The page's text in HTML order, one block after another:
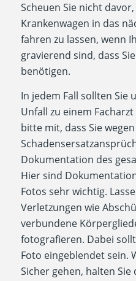
Scheuen Sie nicht
Krankenwagen in das
fahren zu lassen, wenn
gravierend sind, dass
benötigen.
In jedem Fall sollten Sie
Unfall zu einem
bitte mit, dass Sie
Dokumentation des
Hier sind
Fotos sehr wichtig.
Verletzungen wie
verbundene
fotografieren. Dabei
Foto eingeblendet sein.
Sicher gehen, halten Sie